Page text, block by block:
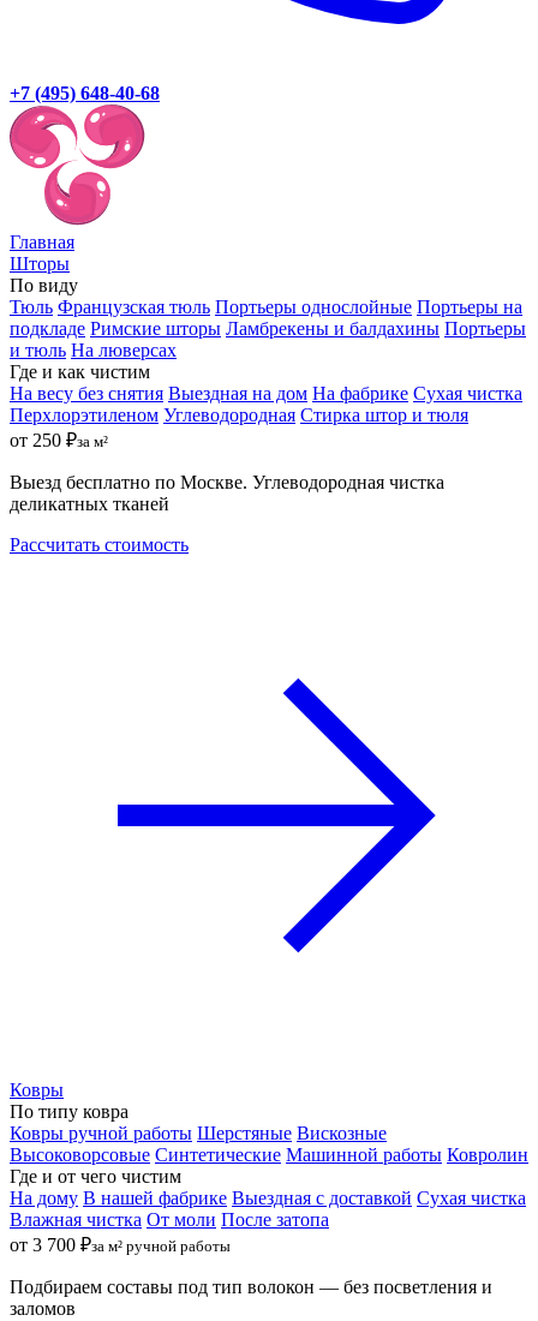
+7 (495) 648-40-68
Главная
Шторы
По виду
Тюль Французская тюль Портьеры однослойные Портьеры на
подкладе Римские шторы Ламбрекены и балдахины Портьеры
и тюль На люверсах
Где и как чистим
На весу без снятия Выездная на дом На фабрике Сухая чистка
Перхлорэтиленом Углеводородная Стирка штор и тюля
от 250 ₽за м²
Выезд бесплатно по Москве. Углеводородная чистка
деликатных тканей
Рассчитать стоимость
Ковры
По типу ковра
Ковры ручной работы Шерстяные Вискозные
Высоковорсовые Синтетические Машинной работы Ковролин
Где и от чего чистим
На дому В нашей фабрике Выездная с доставкой Сухая чистка
Влажная чистка От моли После затопа
от 3 700 ₽за м² ручной работы
Подбираем составы под тип волокон — без посветления и
заломов